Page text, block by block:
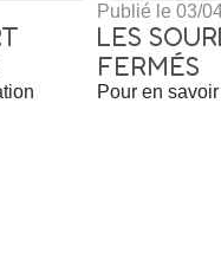
Publié le 03/
LES
FERMÉS
Pour en